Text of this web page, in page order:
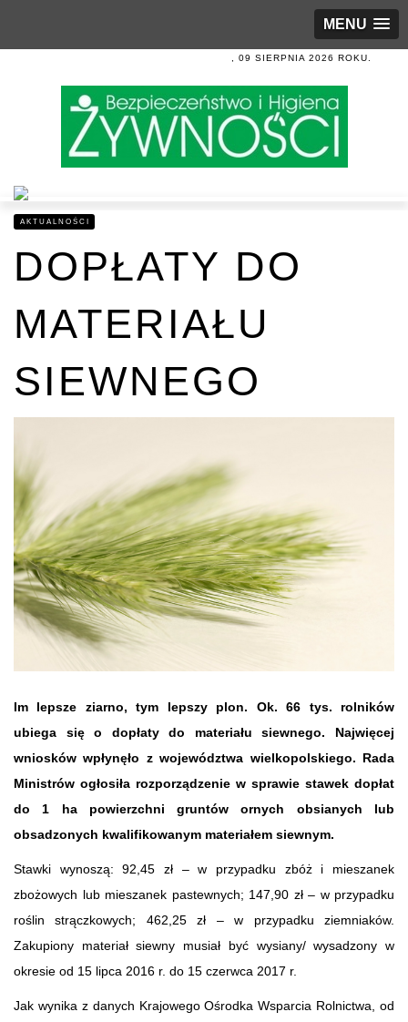
MENU
, 09 SIERPNIA 2026 ROKU.
AKTUALNOŚCI
DOPŁATY DO
MATERIAŁU
SIEWNEGO
Im lepsze ziarno, tym lepszy plon. Ok. 66 tys. rolników
ubiega się o dopłaty do materiału siewnego. Najwięcej
wniosków wpłynęło z województwa wielkopolskiego. Rada
Ministrów ogłosiła rozporządzenie w sprawie stawek dopłat
do 1 ha powierzchni gruntów ornych obsianych lub
obsadzonych kwalifikowanym materiałem siewnym.
Stawki wynoszą: 92,45 zł – w przypadku zbóż i mieszanek
zbożowych lub mieszanek pastewnych; 147,90 zł – w przypadku
roślin strączkowych; 462,25 zł – w przypadku ziemniaków.
Zakupiony materiał siewny musiał być wysiany/ wysadzony w
okresie od 15 lipca 2016 r. do 15 czerwca 2017 r.
Jak wynika z danych Krajowego Ośrodka Wsparcia Rolnictwa, od